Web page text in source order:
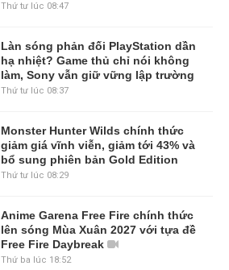
Thứ tư lúc 08:47
Làn sóng phản đối PlayStation dần
hạ nhiệt? Game thủ chỉ nói không
làm, Sony vẫn giữ vững lập trường
Thứ tư lúc 08:37
Monster Hunter Wilds chính thức
giảm giá vĩnh viễn, giảm tới 43% và
bổ sung phiên bản Gold Edition
Thứ tư lúc 08:29
Anime Garena Free Fire chính thức
lên sóng Mùa Xuân 2027 với tựa đề
Free Fire Daybreak
Thứ ba lúc 18:52